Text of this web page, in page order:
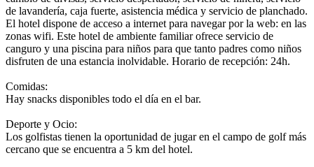
de lavandería, caja fuerte, asistencia médica y servicio de planchado.
El hotel dispone de acceso a internet para navegar por la web: en las
zonas wifi. Este hotel de ambiente familiar ofrece servicio de
canguro y una piscina para niños para que tanto padres como niños
disfruten de una estancia inolvidable. Horario de recepción: 24h.
Comidas:
Hay snacks disponibles todo el día en el bar.
Deporte y Ocio:
Los golfistas tienen la oportunidad de jugar en el campo de golf más
cercano que se encuentra a 5 km del hotel.